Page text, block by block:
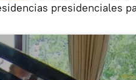
presidenciales